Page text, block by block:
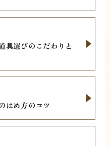
具選びのこだわりと
はめ方のコツ